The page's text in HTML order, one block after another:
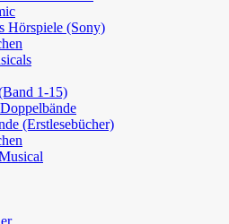
Hörspiele (Sony)
1-15)
(Erstlesebücher)